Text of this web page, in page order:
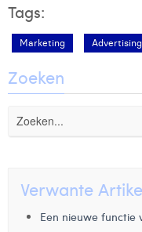
Tags:
Marketing Advertising
Zoeken
Verwante
Een nieuwe functie